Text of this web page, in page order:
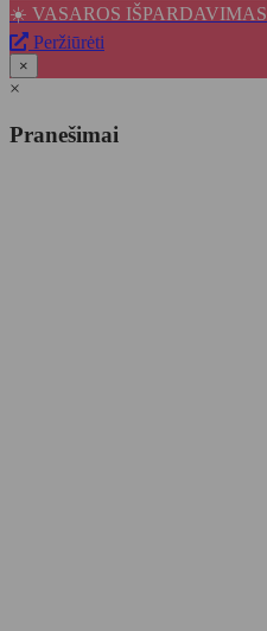
☀️ VASAROS IŠPARDAVIMAS
Peržiūrėti
×
×
Pranešimai